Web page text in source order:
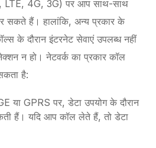
LTE, 4G, 3G) पर आप साथ-साथ
सकते हैं। हालांकि, अन्य प्रकार के
के दौरान इंटरनेट सेवाएं उपलब्ध नहीं
न हो। नेटवर्क का प्रकार कॉल
है:
या GPRS पर, डेटा उपयोग के दौरान
हैं। यदि आप कॉल लेते हैं, तो डेटा